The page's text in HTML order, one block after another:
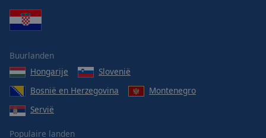
Buurlanden
Hongarije
Slovenië
Bosnië en Herzegovina
Montenegro
Servië
Populaire landen